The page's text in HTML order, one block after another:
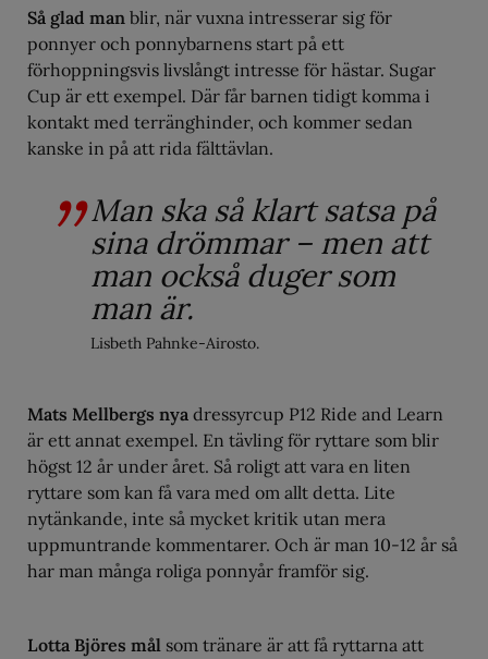
Så glad man blir, när vuxna intresserar sig för
ponnyer och ponnybarnens start på ett
förhoppningsvis livslångt intresse för hästar. Sugar
Cup är ett exempel. Där får barnen tidigt komma i
kontakt med terränghinder, och kommer sedan
kanske in på att rida fälttävlan.
Man ska så klart satsa på
sina drömmar – men att
man också duger som
man är.
Lisbeth Pahnke-Airosto.
Mats Mellbergs nya dressyrcup P12 Ride and Learn
är ett annat exempel. En tävling för ryttare som blir
högst 12 år under året. Så roligt att vara en liten
ryttare som kan få vara med om allt detta. Lite
nytänkande, inte så mycket kritik utan mera
uppmuntrande kommentarer. Och är man 10-12 år så
har man många roliga ponnyår framför sig.
Lotta Björes mål som tränare är att få ryttarna att